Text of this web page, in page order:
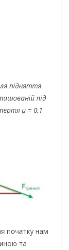
підняття
під
μ = 0,1
початку нам
та